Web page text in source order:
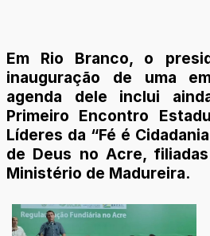
Em Rio Branco, o
inauguração de uma
agenda dele inclui
Primeiro Encontro
Líderes da “Fé é
de Deus no Acre,
Ministério de Madureira.